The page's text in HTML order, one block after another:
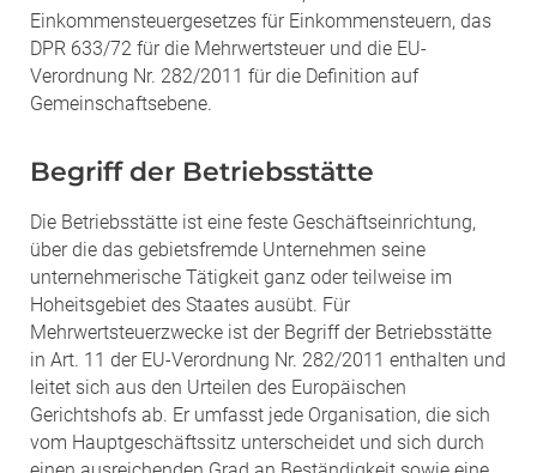
Einkommensteuergesetzes für Einkommensteuern, das
DPR 633/72 für die Mehrwertsteuer und die EU-
Verordnung Nr. 282/2011 für die Definition auf
Gemeinschaftsebene.
Begriff der Betriebsstätte
Die Betriebsstätte ist eine feste Geschäftseinrichtung,
über die das gebietsfremde Unternehmen seine
unternehmerische Tätigkeit ganz oder teilweise im
Hoheitsgebiet des Staates ausübt. Für
Mehrwertsteuerzwecke ist der Begriff der Betriebsstätte
in Art. 11 der EU-Verordnung Nr. 282/2011 enthalten und
leitet sich aus den Urteilen des Europäischen
Gerichtshofs ab. Er umfasst jede Organisation, die sich
vom Hauptgeschäftssitz unterscheidet und sich durch